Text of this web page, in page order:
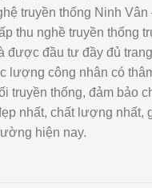
truyền thống Ninh
thu nghề truyền thống
được đầu tư đầy đủ
lượng công nhân có
truyền thống, đảm bảo
nhất, chất lượng nhất,
hiện nay.